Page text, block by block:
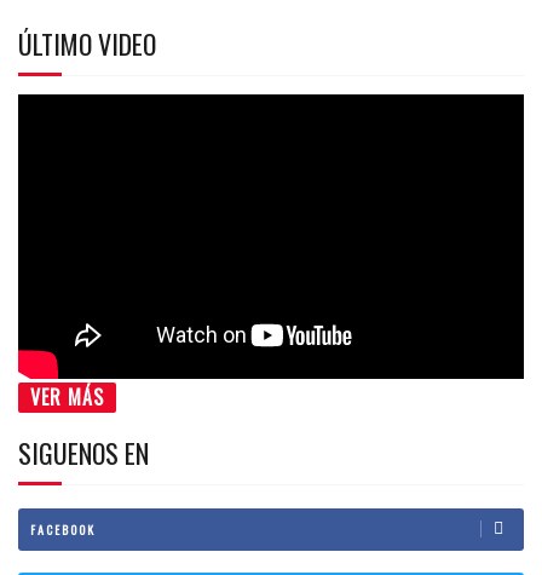
ÚLTIMO VIDEO
VER MÁS
SIGUENOS EN
FACEBOOK